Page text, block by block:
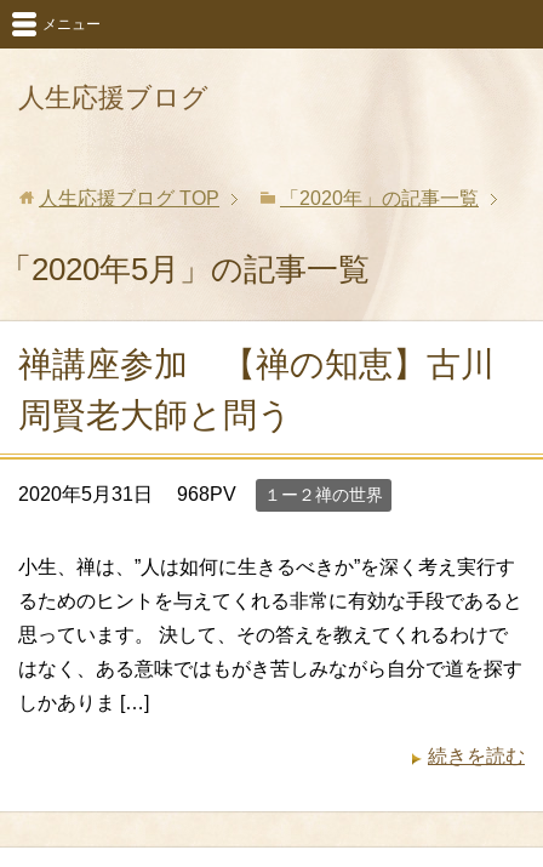
人生応援ブログ
メニュー
人生応援ブログ TOP 「2020年」の記事一覧
「2020年5月」の記事一覧
禅講座参加 【禅の知恵】古川
周賢老大師と問う
2020年5月31日 968PV １ー２禅の世界
小生、禅は、”人は如何に生きるべきか”を深く考え実行す
るためのヒントを与えてくれる非常に有効な手段であると
思っています。 決して、その答えを教えてくれるわけで
はなく、ある意味ではもがき苦しみながら自分で道を探す
しかありま […]
続きを読む